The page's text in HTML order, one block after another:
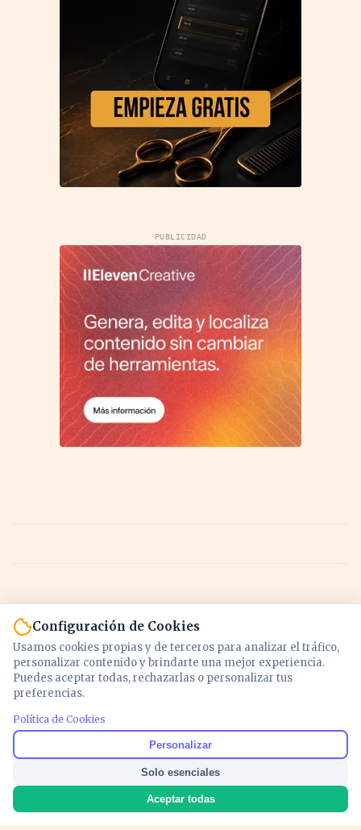
PUBLICIDAD
Noticias y análisis de economía, mercados,
inversión y política. Información actualizada
para entender lo que mueve tu dinero y tu
país.
Configuración de Cookies
Usamos cookies propias y de terceros para analizar el tráfico,
personalizar contenido y brindarte una mejor experiencia.
Puedes aceptar todas, rechazarlas o personalizar tus
preferencias.
Política de Cookies
Personalizar
Solo esenciales
Aceptar todas